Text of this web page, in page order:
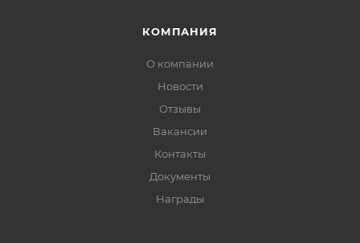
КОМПАНИЯ
О компании
Новости
Отзывы
Вакансии
Контакты
Документы
Награды